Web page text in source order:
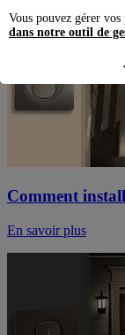
Comment
En savoir plus
Vous pouvez gérer vos
dans notre outil de